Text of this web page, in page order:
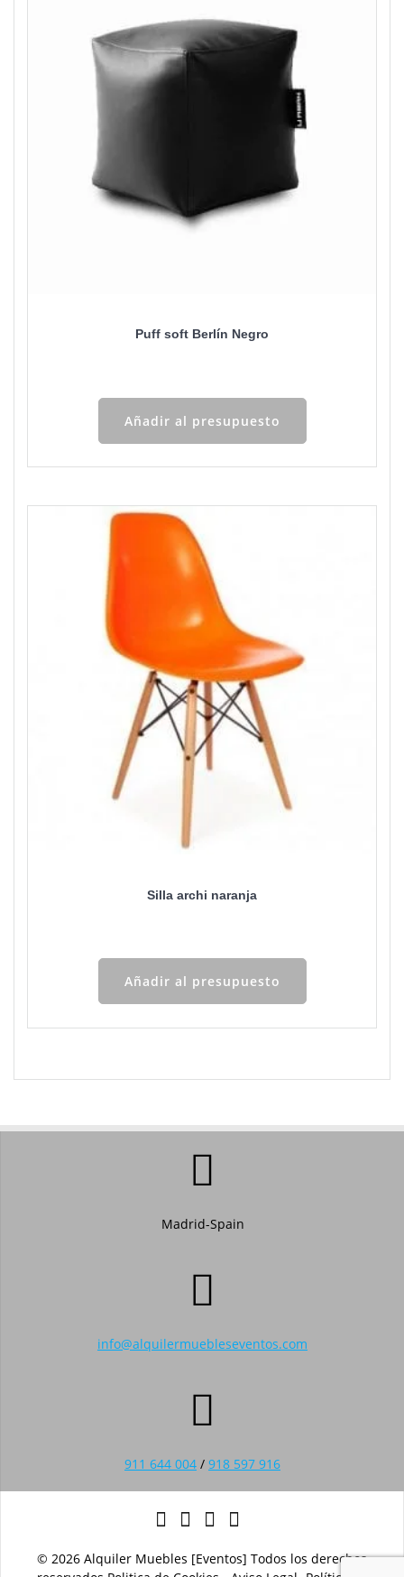
Puff soft Berlín Negro
Añadir al presupuesto
Silla archi naranja
Añadir al presupuesto
Madrid-Spain
info@alquilermuebleseventos.com
911 644 004 / 918 597 916
© 2026 Alquiler Muebles [Eventos] Todos los derechos